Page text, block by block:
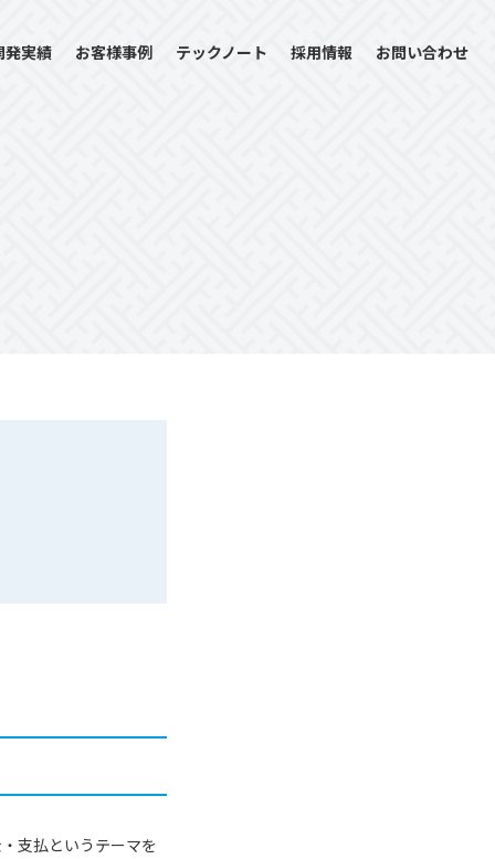
発実績 お客様事例 テックノート 採用情報 お問い合わせ
支払というテーマを